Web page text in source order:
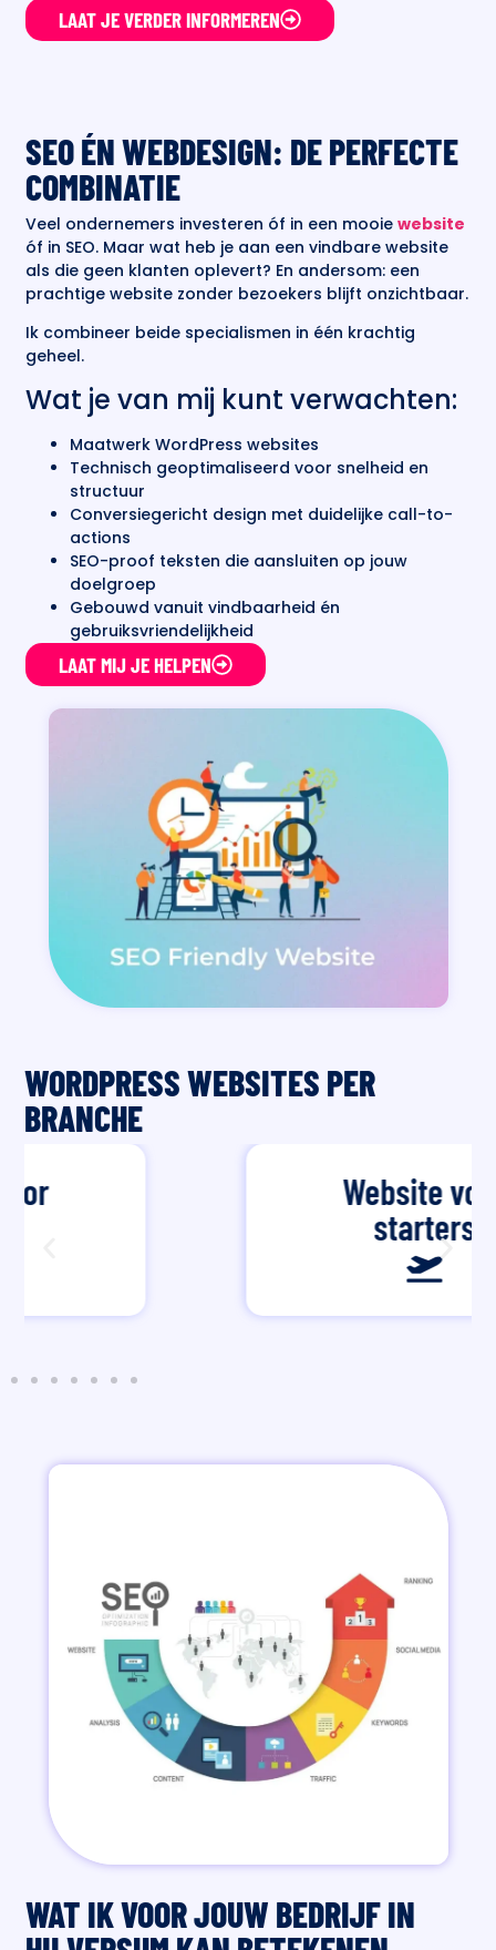
LAAT JE VERDER INFORMEREN
SEO ÉN WEBDESIGN: DE PERFECTE
COMBINATIE
Veel ondernemers investeren óf in een mooiewebsite
óf in SEO. Maar wat heb je aan een vindbare website
als die geen klanten oplevert? En andersom: een
prachtige website zonder bezoekers blijft onzichtbaar.
Ik combineer beide specialismen in één krachtig
geheel.
Wat je van mij kunt verwachten:
Maatwerk WordPress websites
Technisch geoptimaliseerd voor snelheid en
structuur
Conversiegericht design met duidelijke call-to-
actions
SEO-proof teksten die aansluiten op jouw
doelgroep
Gebouwd vanuit vindbaarheid én
gebruiksvriendelijkheid
LAAT MIJ JE HELPEN
WORDPRESS WEBSITES PER
BRANCHE
Website voor
WAT IK VOOR JOUW BEDRIJF IN